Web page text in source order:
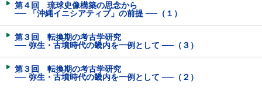
第４回 琉球史像構築の思念から
── 「沖縄イニシアティブ」の前提 ──（１）
第３回 転換期の考古学研究
── 弥生・古墳時代の畿内を一例として ──（３）
第３回 転換期の考古学研究
── 弥生・古墳時代の畿内を一例として ──（２）